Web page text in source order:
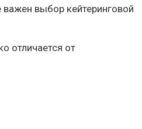
выбор кейтеринговой
отличается от